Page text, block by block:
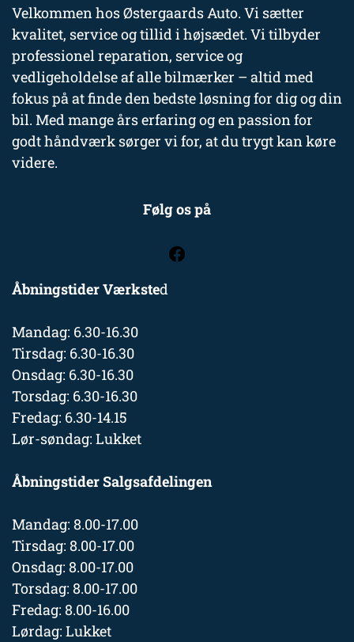
Velkommen hos Østergaards Auto. Vi sætter
kvalitet, service og tillid i højsædet. Vi tilbyder
professionel reparation, service og
vedligeholdelse af alle bilmærker – altid med
fokus på at finde den bedste løsning for dig og din
bil. Med mange års erfaring og en passion for
godt håndværk sørger vi for, at du trygt kan køre
videre.
Følg os på
Åbningstider Værksted
Mandag: 6.30-16.30
Tirsdag: 6.30-16.30
Onsdag: 6.30-16.30
Torsdag: 6.30-16.30
Fredag: 6.30-14.15
Lør-søndag: Lukket
Åbningstider Salgsafdelingen
Mandag: 8.00-17.00
Tirsdag: 8.00-17.00
Onsdag: 8.00-17.00
Torsdag: 8.00-17.00
Fredag: 8.00-16.00
Lørdag: Lukket